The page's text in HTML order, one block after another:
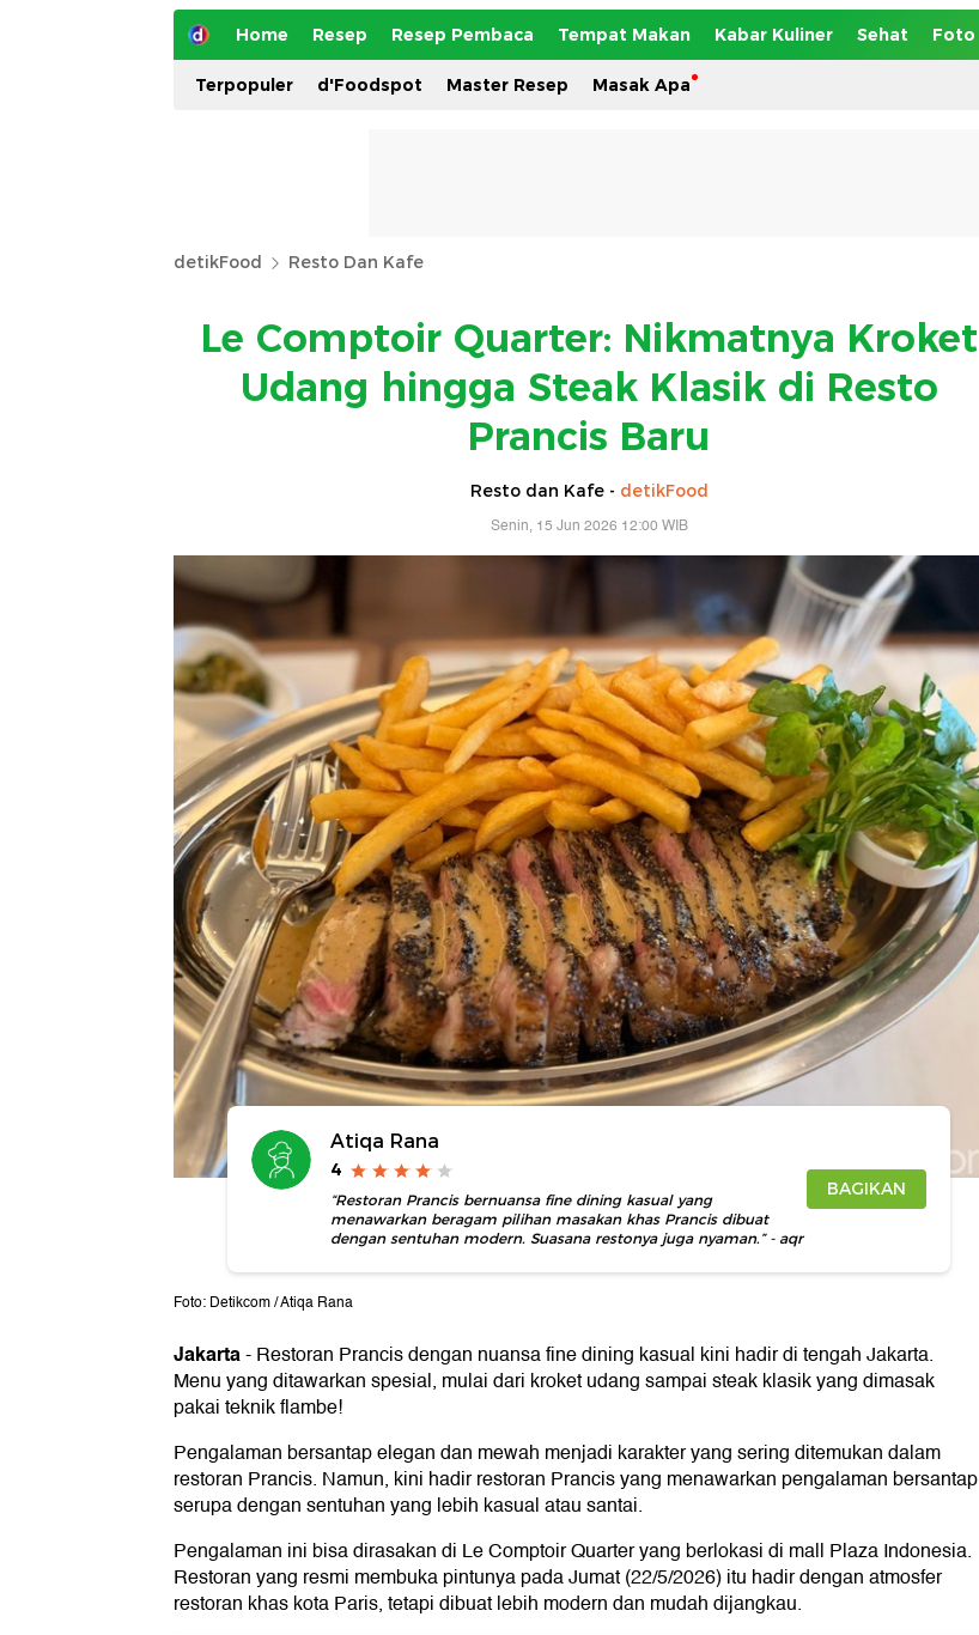
Home Resep Resep Pembaca Tempat Makan Kabar Kuliner Sehat Foto
Terpopuler d'Foodspot Master Resep Masak Apa
detikFood Resto Dan Kafe
Le Comptoir Quarter: Nikmatnya Kroket
Udang hingga Steak Klasik di Resto
Prancis Baru
Resto dan Kafe - detikFood
Senin, 15 Jun 2026 12:00 WIB
Atiqa Rana
4
“Restoran Prancis bernuansa fine dining kasual yang
menawarkan beragam pilihan masakan khas Prancis dibuat
dengan sentuhan modern. Suasana restonya juga nyaman.” - aqr
BAGIKAN
Foto: Detikcom / Atiqa Rana
Jakarta-Restoran Prancis dengan nuansa fine dining kasual kini hadir di tengah Jakarta.
Menu yang ditawarkan spesial, mulai dari kroket udang sampai steak klasik yang dimasak
pakai teknik flambe!
Pengalaman bersantap elegan dan mewah menjadi karakter yang sering ditemukan dalam
restoran Prancis. Namun, kini hadir restoran Prancis yang menawarkan pengalaman bersantap
serupa dengan sentuhan yang lebih kasual atau santai.
Pengalaman ini bisa dirasakan di Le Comptoir Quarter yang berlokasi di mall Plaza Indonesia.
Restoran yang resmi membuka pintunya pada Jumat (22/5/2026) itu hadir dengan atmosfer
restoran khas kota Paris, tetapi dibuat lebih modern dan mudah dijangkau.